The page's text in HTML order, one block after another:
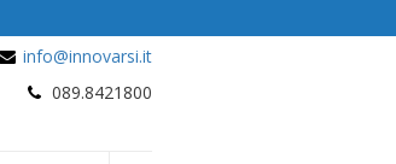
info@innovarsi.it
089.8421800